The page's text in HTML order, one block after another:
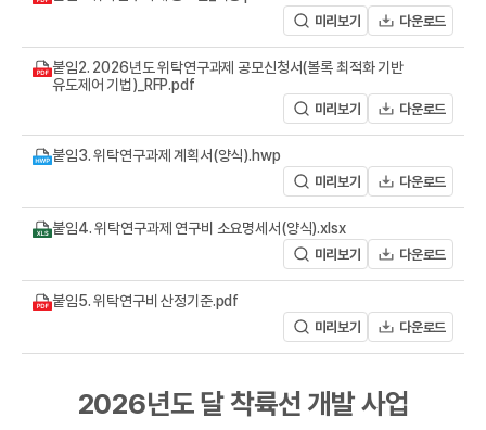
R
미리보기 다운로드
붙임2. 2026년도 위탁연구과제 공모신청서(볼록 최적화 기반
유도제어 기법)_RFP.pdf
미리보기 다운로드
붙임3. 위탁연구과제 계획서(양식).hwp
미리보기 다운로드
붙임4. 위탁연구과제 연구비 소요명세서(양식).xlsx
미리보기 다운로드
붙임5. 위탁연구비 산정기준.pdf
미리보기 다운로드
2026년도 달 착륙선 개발 사업